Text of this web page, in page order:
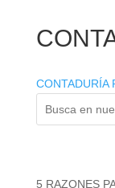
CONTADURÍA
5 RAZONES